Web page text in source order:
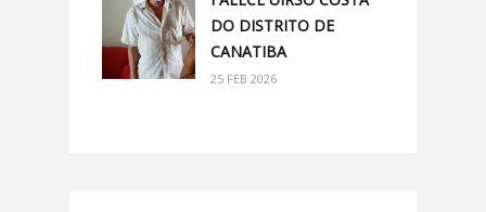
DO DISTRITO DE
CANATIBA
25 FEB 2026